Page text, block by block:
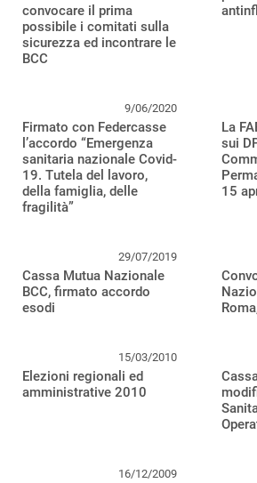
convocare il prima
possibile i comitati sulla
sicurezza ed incontrare le
BCC
9/06/2020
Firmato con Federcasse
l’accordo “Emergenza
sanitaria nazionale Covid-
19. Tutela del lavoro,
della famiglia, delle
fragilità”
La
sui
15
29/07/2019
Cassa Mutua Nazionale
BCC, firmato accordo
esodi
15/03/2010
Elezioni regionali ed
amministrative 2010
16/12/2009